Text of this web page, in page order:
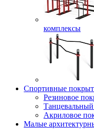
комплексы
Спортивные
Резиновое
Акриловое
Малые